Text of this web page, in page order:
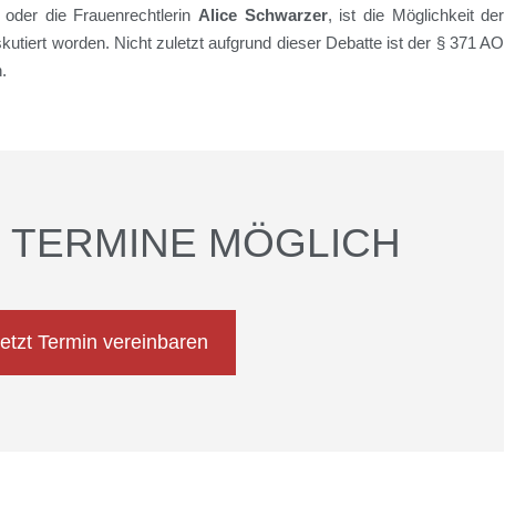
die Frauenrechtlerin Alice Schwarzer, ist die Möglichkeit der
worden. Nicht zuletzt aufgrund dieser Debatte ist der § 371 AO
TERMINE MÖGLICH
Termin vereinbaren